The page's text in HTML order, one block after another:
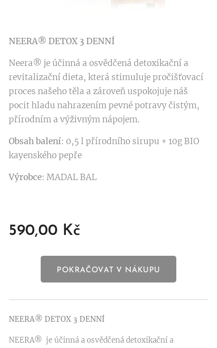
NEERA® DETOX 3 DENNÍ
Neera® je účinná a osvědčená detoxikační a
revitalizační dieta, která stimuluje pročišťovací
proces našeho těla a zároveň uspokojuje náš
pocit hladu nahrazením pevné potravy čistým,
přírodním a výživným nápojem.
Obsah balení: 0,5 l přírodního sirupu + 10g BIO
kayenského pepře
Výrobce: MADAL BAL
590,00 Kč
POKRAČOVAT V NÁKUPU
NEERA® DETOX 3 DENNÍ
NEERA® je účinná a osvědčená detoxikační a